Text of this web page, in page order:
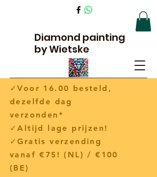
Diamond painting
by Wietske
✓Voor 16.00 besteld,
dezelfde dag
verzonden*
✓Altijd lage prijzen!
✓Gratis verzending
vanaf €75! (NL) / €100
(BE)